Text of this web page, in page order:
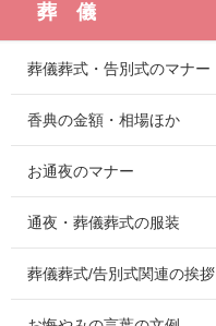
葬 儀
葬儀葬式・告別式のマナー
香典の金額・相場ほか
お通夜のマナー
通夜・葬儀葬式の服装
葬儀葬式/告別式関連の挨拶